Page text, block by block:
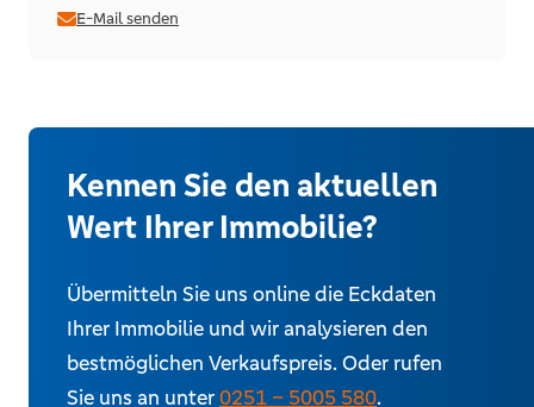
E-Mail senden
Kennen Sie den aktuellen
Wert Ihrer Immobilie?
Übermitteln Sie uns online die Eckdaten
Ihrer Immobilie und wir analysieren den
bestmöglichen Verkaufspreis. Oder rufen
Sie uns an unter0251 – 5005 580.